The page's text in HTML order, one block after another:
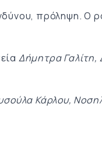
πρόληψη. Ο
Δήμητρα Γαλίτη,
Κάρλου,